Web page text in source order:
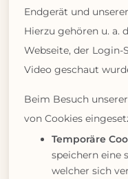
Endgerät und
Hierzu gehören u. a.
Webseite, der Login-
Video geschaut
Beim Besuch
von Cookies
Temporäre
speichern eine
welcher sich